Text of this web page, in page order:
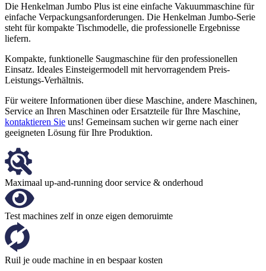
Die Henkelman Jumbo Plus ist eine einfache Vakuummaschine für
einfache Verpackungsanforderungen. Die Henkelman Jumbo-Serie
steht für kompakte Tischmodelle, die professionelle Ergebnisse
liefern.
Kompakte, funktionelle Saugmaschine für den professionellen
Einsatz. Ideales Einsteigermodell mit hervorragendem Preis-
Leistungs-Verhältnis.
Für weitere Informationen über diese Maschine, andere Maschinen,
Service an Ihren Maschinen oder Ersatzteile für Ihre Maschine,
kontaktieren Sie uns! Gemeinsam suchen wir gerne nach einer
geeigneten Lösung für Ihre Produktion.
Maximaal up-and-running door service & onderhoud
Test machines zelf in onze eigen demoruimte
Ruil je oude machine in en bespaar kosten